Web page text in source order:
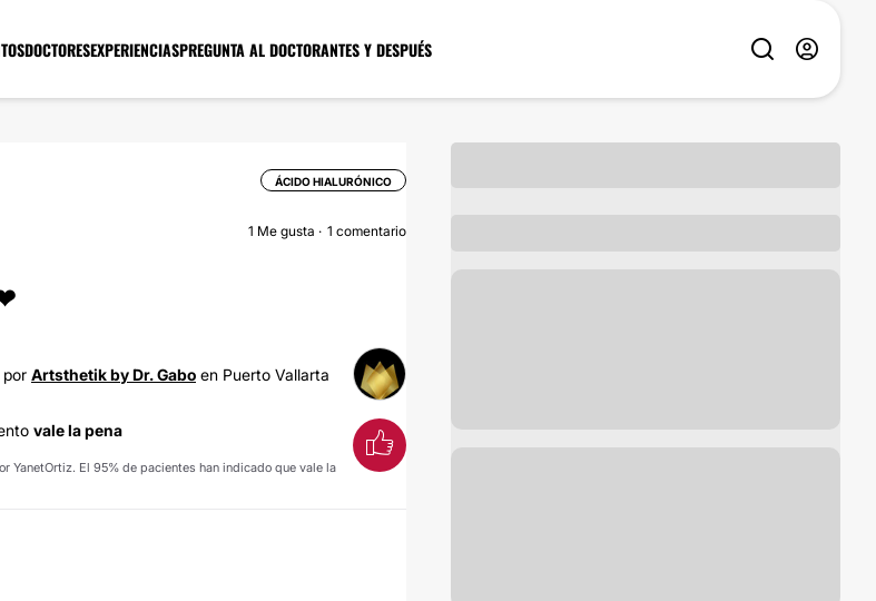
DOCTORESEXPERIENCIASPREGUNTA AL DOCTORANTES Y DESPUÉS
ÁCIDO HIALURÓNICO
1 Me gusta 1 comentario
por Artsthetik by Dr. Gabo en Puerto Vallarta
vale la pena
YanetOrtiz. El 95% de pacientes han indicado que vale la